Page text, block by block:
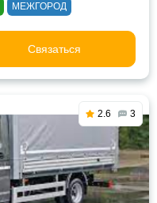
МЕЖГОРОД
Связаться
2.6 3